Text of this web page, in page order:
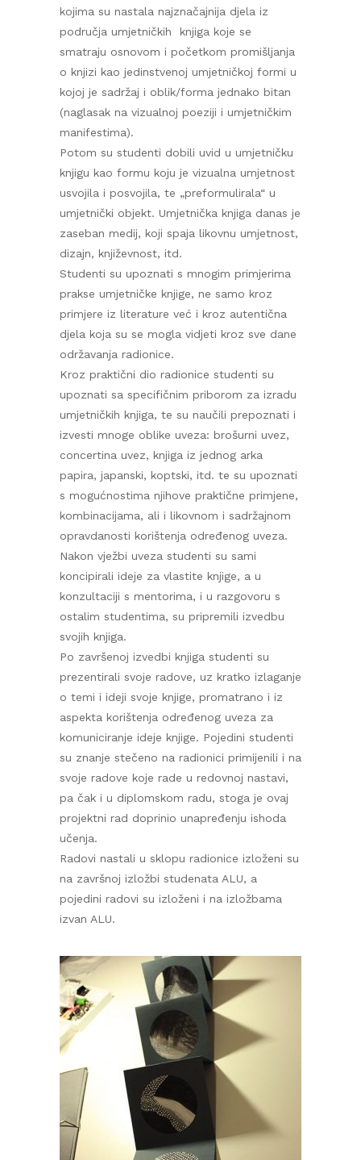
kojima su nastala najznačajnija djela iz
područja umjetničkih knjiga koje se
smatraju osnovom i početkom promišljanja
o knjizi kao jedinstvenoj umjetničkoj formi u
kojoj je sadržaj i oblik/forma jednako bitan
(naglasak na vizualnoj poeziji i umjetničkim
manifestima).
Potom su studenti dobili uvid u umjetničku
knjigu kao formu koju je vizualna umjetnost
usvojila i posvojila, te „preformulirala“ u
umjetnički objekt. Umjetnička knjiga danas je
zaseban medij, koji spaja likovnu umjetnost,
dizajn, književnost, itd.
Studenti su upoznati s mnogim primjerima
prakse umjetničke knjige, ne samo kroz
primjere iz literature već i kroz autentična
djela koja su se mogla vidjeti kroz sve dane
održavanja radionice.
Kroz praktični dio radionice studenti su
upoznati sa specifičnim priborom za izradu
umjetničkih knjiga, te su naučili prepoznati i
izvesti mnoge oblike uveza: brošurni uvez,
concertina uvez, knjiga iz jednog arka
papira, japanski, koptski, itd. te su upoznati
s mogućnostima njihove praktične primjene,
kombinacijama, ali i likovnom i sadržajnom
opravdanosti korištenja određenog uveza.
Nakon vježbi uveza studenti su sami
koncipirali ideje za vlastite knjige, a u
konzultaciji s mentorima, i u razgovoru s
ostalim studentima, su pripremili izvedbu
svojih knjiga.
Po završenoj izvedbi knjiga studenti su
prezentirali svoje radove, uz kratko izlaganje
o temi i ideji svoje knjige, promatrano i iz
aspekta korištenja određenog uveza za
komuniciranje ideje knjige. Pojedini studenti
su znanje stečeno na radionici primijenili i na
svoje radove koje rade u redovnoj nastavi,
pa čak i u diplomskom radu, stoga je ovaj
projektni rad doprinio unapređenju ishoda
učenja.
Radovi nastali u sklopu radionice izloženi su
na završnoj izložbi studenata ALU, a
pojedini radovi su izloženi i na izložbama
izvan ALU.